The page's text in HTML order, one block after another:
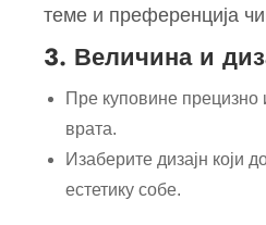
теме и преференција
3. Величина и
Пре куповине прецизно
врата.
Изаберите дизајн који
естетику собе.